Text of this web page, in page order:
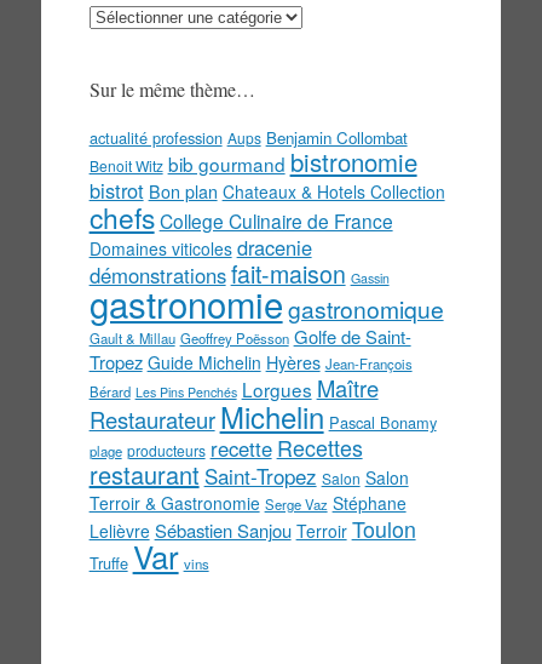
Au
Sur le même thème…
actualité profession Aups Benjamin Collombat
Benoit Witz bib gourmand bistronomie
bistrot Bon plan Chateaux & Hotels Collection
chefs College Culinaire de France
Domaines viticoles dracenie
démonstrationsfait-maison Gassin
gastronomiegastronomique
Gault & Millau Geoffrey Poësson Golfe de Saint-
Tropez Guide Michelin Hyères Jean-François
Bérard Les Pins Penchés Lorgues Maître
Restaurateur Michelin Pascal Bonamy
plage producteurs recette Recettes
restaurant Saint-Tropez Salon Salon
Terroir & Gastronomie Serge Vaz Stéphane
Lelièvre Sébastien Sanjou Terroir Toulon
Truffe Var vins